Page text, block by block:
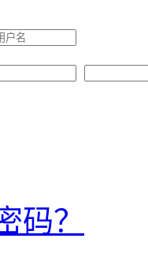
码？